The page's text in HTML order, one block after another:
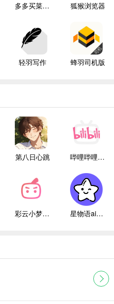
多多买菜司机版 狐猴浏览器
轻羽写作 蜂羽司机版
第八日心跳 哔哩哔哩白色版
彩云小梦国际版 星物语ai聊天